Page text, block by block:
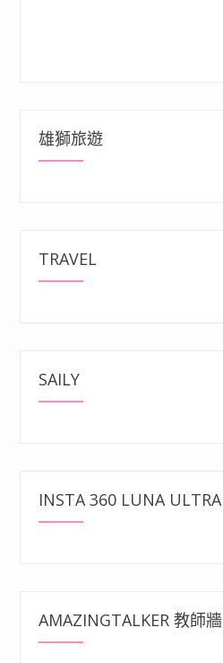
雄獅旅遊
TRAVEL
SAILY
INSTA 360 LUNA ULTRA
AMAZINGTALKER 教師牆